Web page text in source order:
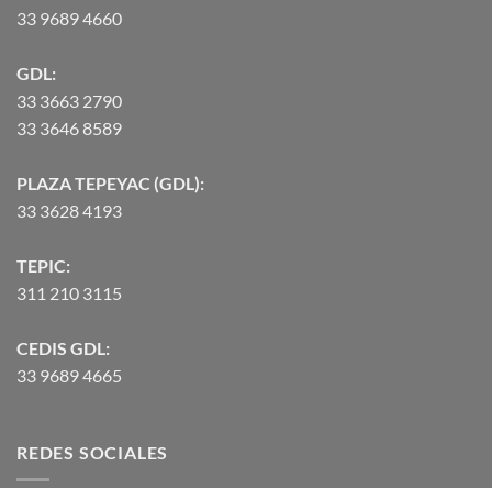
33 9689 4660
GDL:
33 3663 2790
33 3646 8589
PLAZA TEPEYAC (GDL):
33 3628 4193
TEPIC:
311 210 3115
CEDIS GDL:
33 9689 4665
REDES SOCIALES